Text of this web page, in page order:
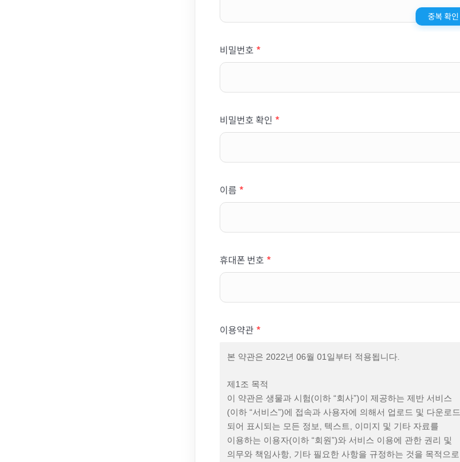
중복 확인
비밀번호 *
비밀번호 확인 *
이름 *
휴대폰 번호 *
이용약관 *
본 약관은 2022년 06월 01일부터 적용됩니다.
제1조 목적
이 약관은 생물과 시험(이하 “회사”)이 제공하는 제반 서비스
(이하 “서비스”)에 접속과 사용자에 의해서 업로드 및 다운로드
되어 표시되는 모든 정보, 텍스트, 이미지 및 기타 자료를
이용하는 이용자(이하 “회원”)와 서비스 이용에 관한 권리 및
의무와 책임사항, 기타 필요한 사항을 규정하는 것을 목적으로